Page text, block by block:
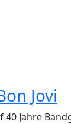
Jovi
Jahre